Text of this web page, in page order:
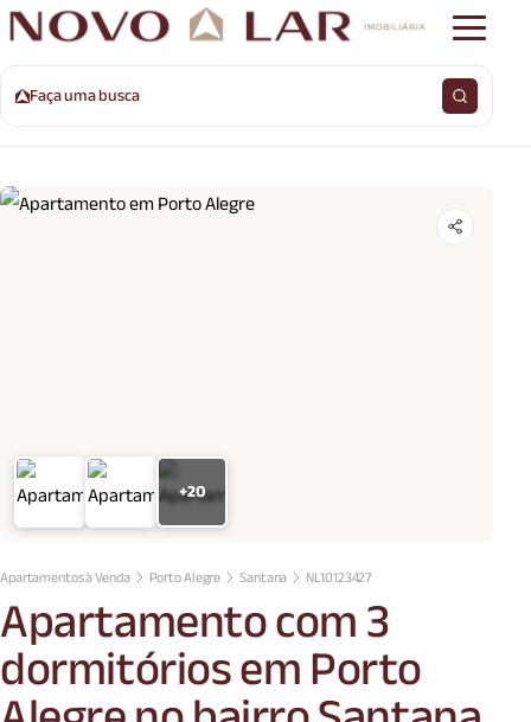
Faça uma busca
+20
Apartamentos à Venda Porto Alegre Santana NL10123427
Apartamento com 3
dormitórios em Porto